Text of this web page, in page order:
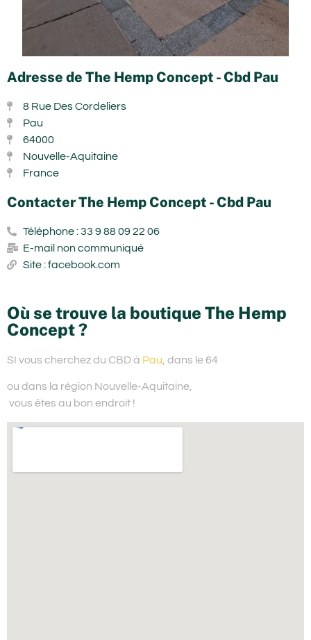
Adresse de The Hemp Concept - Cbd Pau
8 Rue Des Cordeliers
Pau
64000
Nouvelle-Aquitaine
France
Contacter The Hemp Concept - Cbd Pau
Téléphone : 33 9 88 09 22 06
E-mail non communiqué
Site : facebook.com
Où se trouve la boutique The Hemp
Concept ?
SI vous cherchez du CBD à Pau , dans le 64
ou dans la région Nouvelle-Aquitaine,
vous êtes au bon endroit !